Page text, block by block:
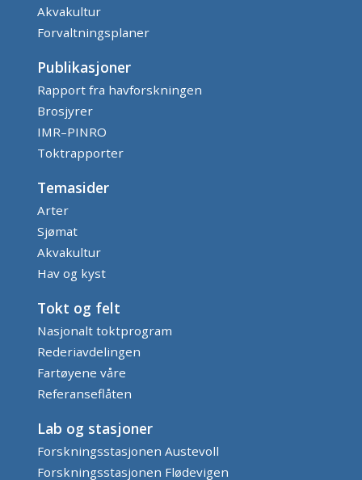
Akvakultur
Forvaltningsplaner
Publikasjoner
Rapport fra havforskningen
Brosjyrer
IMR–PINRO
Toktrapporter
Temasider
Arter
Sjømat
Akvakultur
Hav og kyst
Tokt og felt
Nasjonalt toktprogram
Rederiavdelingen
Fartøyene våre
Referanseflåten
Lab og stasjoner
Forskningsstasjonen Austevoll
Forskningsstasjonen Flødevigen